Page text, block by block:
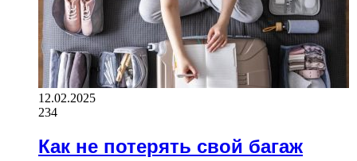
12.02.2025
234
Как не потерять свой багаж